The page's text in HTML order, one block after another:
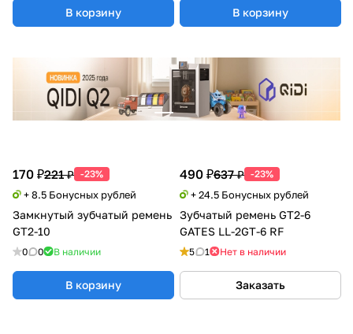
В корзину В корзину
170 ₽221 ₽ -23%
+ 8.5 Бонусных рублей
Замкнутый зубчатый ремень
GT2-10
0 0 В наличии
В корзину
490 ₽637 ₽ -23%
+ 24.5 Бонусных рублей
Зубчатый ремень GT2-6
GATES LL-2GT-6 RF
5 1 Нет в наличии
Заказать